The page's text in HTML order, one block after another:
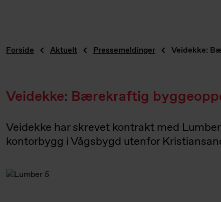
Forside Aktuelt Pressemeldinger Veidekke:
Veidekke: Bærekraftig
Veidekke har skrevet kontrakt med
kontorbygg i Vågsbygd utenfor